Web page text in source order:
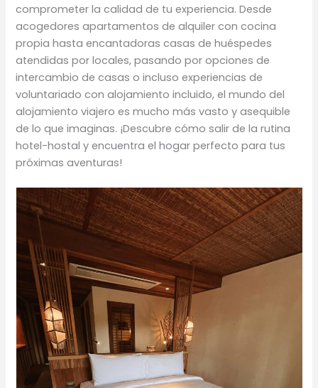
comprometer la calidad de tu experiencia. Desde
acogedores apartamentos de alquiler con cocina
propia hasta encantadoras casas de huéspedes
atendidas por locales, pasando por opciones de
intercambio de casas o incluso experiencias de
voluntariado con alojamiento incluido, el mundo del
alojamiento viajero es mucho más vasto y asequible
de lo que imaginas. ¡Descubre cómo salir de la rutina
hotel-hostal y encuentra el hogar perfecto para tus
próximas aventuras!